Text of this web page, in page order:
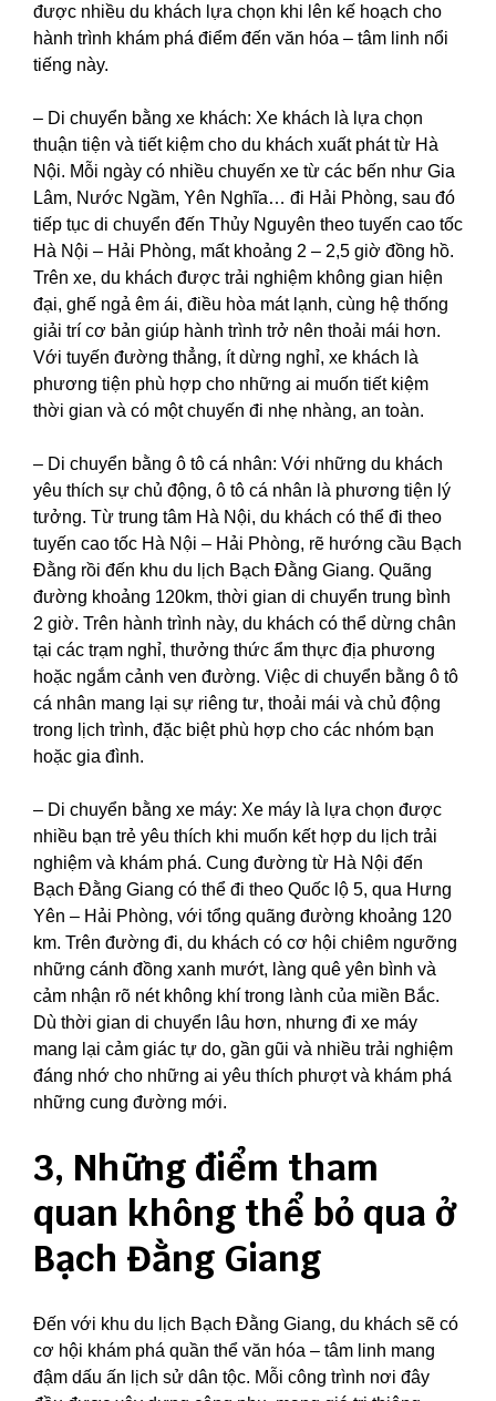
được nhiều du khách lựa chọn khi lên kế hoạch cho
hành trình khám phá điểm đến văn hóa – tâm linh nổi
tiếng này.
– Di chuyển bằng xe khách: Xe khách là lựa chọn
thuận tiện và tiết kiệm cho du khách xuất phát từ Hà
Nội. Mỗi ngày có nhiều chuyến xe từ các bến như Gia
Lâm, Nước Ngầm, Yên Nghĩa… đi Hải Phòng, sau đó
tiếp tục di chuyển đến Thủy Nguyên theo tuyến cao tốc
Hà Nội – Hải Phòng, mất khoảng 2 – 2,5 giờ đồng hồ.
Trên xe, du khách được trải nghiệm không gian hiện
đại, ghế ngả êm ái, điều hòa mát lạnh, cùng hệ thống
giải trí cơ bản giúp hành trình trở nên thoải mái hơn.
Với tuyến đường thẳng, ít dừng nghỉ, xe khách là
phương tiện phù hợp cho những ai muốn tiết kiệm
thời gian và có một chuyến đi nhẹ nhàng, an toàn.
– Di chuyển bằng ô tô cá nhân: Với những du khách
yêu thích sự chủ động, ô tô cá nhân là phương tiện lý
tưởng. Từ trung tâm Hà Nội, du khách có thể đi theo
tuyến cao tốc Hà Nội – Hải Phòng, rẽ hướng cầu Bạch
Đằng rồi đến khu du lịch Bạch Đằng Giang. Quãng
đường khoảng 120km, thời gian di chuyển trung bình
2 giờ. Trên hành trình này, du khách có thể dừng chân
tại các trạm nghỉ, thưởng thức ẩm thực địa phương
hoặc ngắm cảnh ven đường. Việc di chuyển bằng ô tô
cá nhân mang lại sự riêng tư, thoải mái và chủ động
trong lịch trình, đặc biệt phù hợp cho các nhóm bạn
hoặc gia đình.
– Di chuyển bằng xe máy: Xe máy là lựa chọn được
nhiều bạn trẻ yêu thích khi muốn kết hợp du lịch trải
nghiệm và khám phá. Cung đường từ Hà Nội đến
Bạch Đằng Giang có thể đi theo Quốc lộ 5, qua Hưng
Yên – Hải Phòng, với tổng quãng đường khoảng 120
km. Trên đường đi, du khách có cơ hội chiêm ngưỡng
những cánh đồng xanh mướt, làng quê yên bình và
cảm nhận rõ nét không khí trong lành của miền Bắc.
Dù thời gian di chuyển lâu hơn, nhưng đi xe máy
mang lại cảm giác tự do, gần gũi và nhiều trải nghiệm
đáng nhớ cho những ai yêu thích phượt và khám phá
những cung đường mới.
3, Những điểm tham
quan không thể bỏ qua ở
Bạch Đằng Giang
Đến với khu du lịch Bạch Đằng Giang, du khách sẽ có
cơ hội khám phá quần thể văn hóa – tâm linh mang
đậm dấu ấn lịch sử dân tộc. Mỗi công trình nơi đây